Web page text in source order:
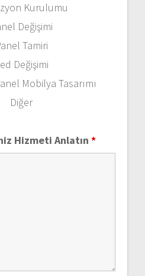
Kurulumu
Değişimi
Tamiri
Değişimi
Mobilya Tasarımı
Diğer
Hizmeti Anlatın *